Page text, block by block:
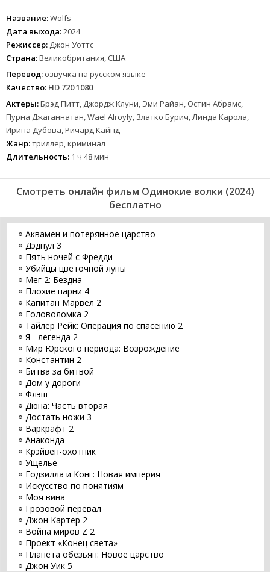
Название:Wolfs
Дата выхода:2024
Режиссер: Джон Уоттс
Страна:Великобритания, США
Перевод: озвучка на русском языке
Качество: HD 720 1080
Актеры:Брэд Питт, Джордж Клуни, Эми Райан, Остин Абрамс,
Пурна Джаганнатан, Wael Alroyly, Златко Бурич, Линда Карола,
Ирина Дубова, Ричард Кайнд
Жанр:триллер, криминал
Длительность: 1 ч 48 мин
Смотреть онлайн фильм Одинокие волки (2024)
бесплатно
Аквамен и потерянное царство
Дэдпул 3
Пять ночей с Фредди
Убийцы цветочной луны
Мег 2: Бездна
Плохие парни 4
Капитан Марвел 2
Головоломка 2
Тайлер Рейк: Операция по спасению 2
Я - легенда 2
Мир Юрского периода: Возрождение
Константин 2
Битва за битвой
Дом у дороги
Флэш
Дюна: Часть вторая
Достать ножи 3
Варкрафт 2
Анаконда
Крэйвен-охотник
Ущелье
Годзилла и Конг: Новая империя
Искусство по понятиям
Моя вина
Грозовой перевал
Джон Картер 2
Война миров Z 2
Проект «Конец света»
Планета обезьян: Новое царство
Джон Уик 5